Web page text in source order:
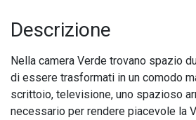
Descrizione
Nella camera Verde trovano spazio
di essere trasformati in un comodo
scrittoio, televisione, uno spazioso
necessario per rendere piacevole la